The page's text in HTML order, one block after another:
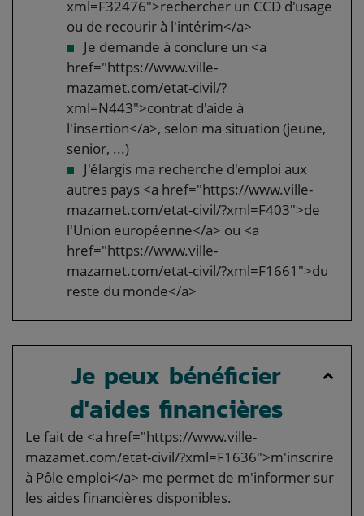
xml=F32476">rechercher un CCD d'usage
ou de recourir à l'intérim</a>
Je demande à conclure un <a
href="https://www.ville-
mazamet.com/etat-civil/?
xml=N443">contrat d'aide à
l'insertion</a>, selon ma situation (jeune,
senior, ...)
J'élargis ma recherche d'emploi aux
autres pays <a href="https://www.ville-
mazamet.com/etat-civil/?xml=F403">de
l'Union européenne</a> ou <a
href="https://www.ville-
mazamet.com/etat-civil/?xml=F1661">du
reste du monde</a>
Je peux bénéficier
d'aides financières
Le fait de <a href="https://www.ville-
mazamet.com/etat-civil/?xml=F1636">m'inscrire
à Pôle emploi</a> me permet de m'informer sur
les aides financières disponibles.